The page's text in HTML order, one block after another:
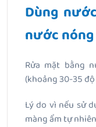
Dùng
nước nóng
Rửa mặt bằng
(khoảng 30-35 độ
Lý do vì nếu sử
màng ẩm tự